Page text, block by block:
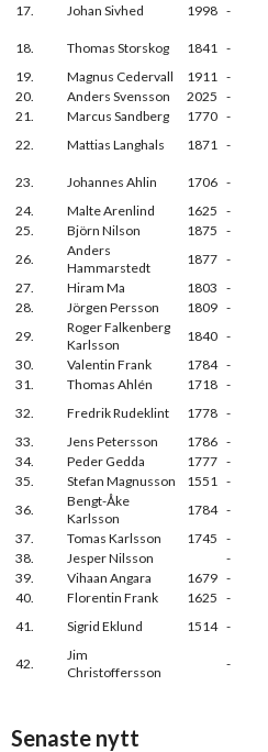
17.
Johan Sivhed 1998 -
18. Thomas Storskog 1841 -
19.
Magnus Cedervall 1911 -
20.
Anders Svensson 2025 -
21.
Marcus Sandberg 1770 -
22.
Mattias Langhals 1871 -
23. Johannes Ahlin 1706 -
24.
Malte Arenlind 1625 -
25.
Björn Nilson 1875 -
26.
Anders
Hammarstedt
1877 -
27.
Hiram Ma 1803 -
28.
Jörgen Persson 1809 -
29.
Roger Falkenberg
Karlsson
1840 -
30.
Valentin Frank 1784 -
31.
Thomas Ahlén 1718 -
32.
Fredrik Rudeklint 1778 -
33.
Jens Petersson 1786 -
34.
Peder Gedda 1777 -
35.
Stefan Magnusson 1551 -
36.
Bengt-Åke
Karlsson
1784 -
37.
Tomas Karlsson 1745 -
38.
Jesper Nilsson -
39.
Vihaan Angara 1679 -
40.
Florentin Frank 1625 -
41.
Sigrid Eklund 1514 -
42.
Jim
Christoffersson
-
Senaste nytt